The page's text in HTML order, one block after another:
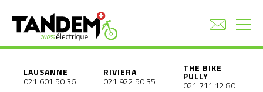
LAUSANNE
021 601 50 36
RIVIERA
021 922 50 35
THE BIKE
PULLY
021 711 12 80